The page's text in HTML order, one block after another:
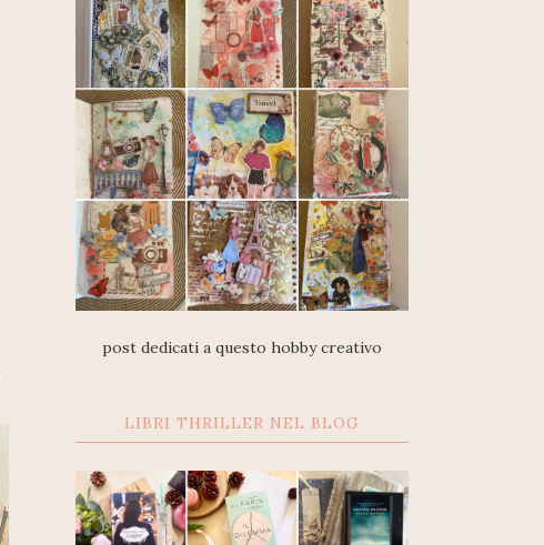
post dedicati a questo hobby creativo
LIBRI THRILLER NEL BLOG